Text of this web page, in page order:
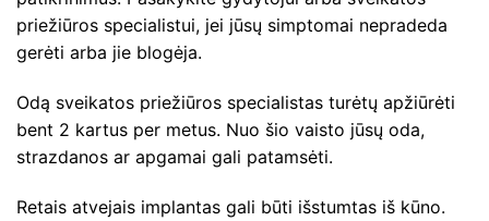
priežiūros specialistui, jei jūsų simptomai nepradeda
gerėti arba jie blogėja.
Odą sveikatos priežiūros specialistas turėtų apžiūrėti
bent 2 kartus per metus. Nuo šio vaisto jūsų oda,
strazdanos ar apgamai gali patamsėti.
Retais atvejais implantas gali būti išstumtas iš kūno.